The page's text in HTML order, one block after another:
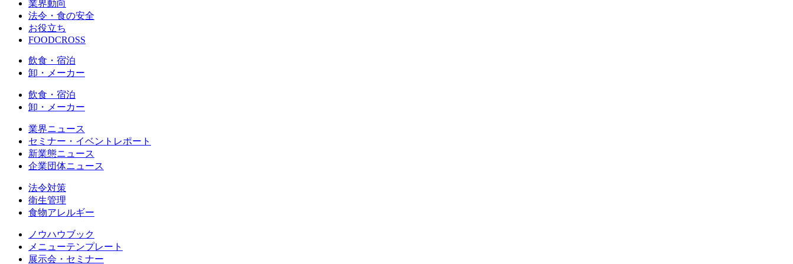
業界動向
法令・食の安全
お役立ち
FOODCROSS
飲食・宿泊
卸・メーカー
飲食・宿泊
卸・メーカー
業界ニュース
セミナー・イベントレポート
新業態ニュース
企業団体ニュース
法令対策
衛生管理
食物アレルギー
ノウハウブック
メニューテンプレート
展示会・セミナー